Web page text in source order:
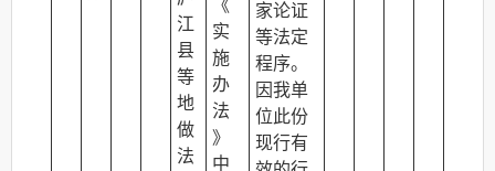
江
县
等
地
做
法
《
实
施
办
法
》
中
家论证
等法定
程序。
因我单
位此份
现行有